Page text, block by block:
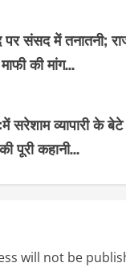
संसद में तनातनी;
की मांग…
व्यापारी के बेटे
पूरी कहानी…
will not be